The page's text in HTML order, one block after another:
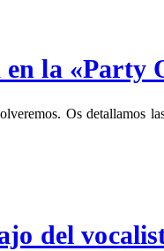
en la «Party
Os detallamos
del